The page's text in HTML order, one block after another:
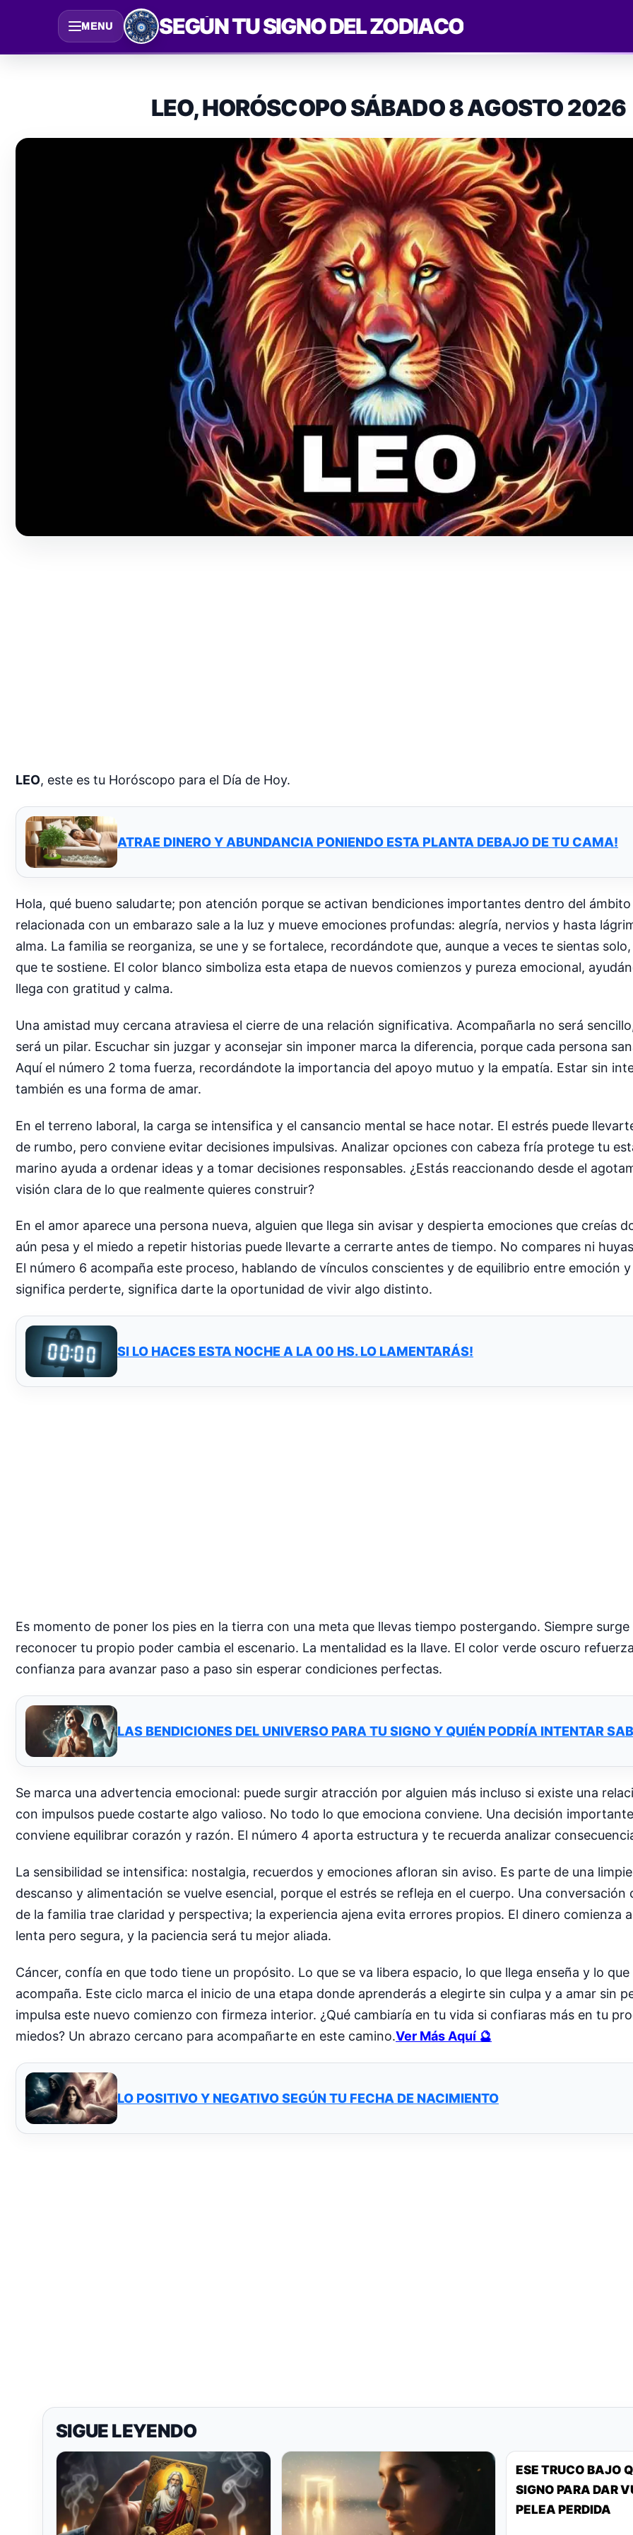
contenido
MENU SEGÚN TU SIGNO DEL ZODIACO
LEO, HORÓSCOPO SÁBADO 8 AGOSTO 2026
LEO, este es tu Horóscopo para el Día de Hoy.
ATRAE DINERO Y ABUNDANCIA PONIENDO ESTA PLANTA DEBAJO DE TU CAMA!
Hola, qué bueno saludarte; pon atención porque se activan bendiciones importantes dentro del
relacionada con un embarazo sale a la luz y mueve emociones profundas: alegría, nervios y hasta
alma. La familia se reorganiza, se une y se fortalece, recordándote que, aunque a veces te sientas
que te sostiene. El color blanco simboliza esta etapa de nuevos comienzos y pureza emocional,
llega con gratitud y calma.
Una amistad muy cercana atraviesa el cierre de una relación significativa. Acompañarla no será
será un pilar. Escuchar sin juzgar y aconsejar sin imponer marca la diferencia, porque cada persona
Aquí el número 2 toma fuerza, recordándote la importancia del apoyo mutuo y la empatía. Estar sin
también es una forma de amar.
En el terreno laboral, la carga se intensifica y el cansancio mental se hace notar. El estrés puede
de rumbo, pero conviene evitar decisiones impulsivas. Analizar opciones con cabeza fría protege tu
marino ayuda a ordenar ideas y a tomar decisiones responsables. ¿Estás reaccionando desde el
visión clara de lo que realmente quieres construir?
En el amor aparece una persona nueva, alguien que llega sin avisar y despierta emociones que creías
aún pesa y el miedo a repetir historias puede llevarte a cerrarte antes de tiempo. No compares ni
El número 6 acompaña este proceso, hablando de vínculos conscientes y de equilibrio entre emoción
significa perderte, significa darte la oportunidad de vivir algo distinto.
SI LO HACES ESTA NOCHE A LA 00 HS. LO LAMENTARÁS!
Es momento de poner los pies en la tierra con una meta que llevas tiempo postergando. Siempre
reconocer tu propio poder cambia el escenario. La mentalidad es la llave. El color verde oscuro
confianza para avanzar paso a paso sin esperar condiciones perfectas.
LAS BENDICIONES DEL UNIVERSO PARA TU SIGNO Y QUIÉN PODRÍA INTENTAR
Se marca una advertencia emocional: puede surgir atracción por alguien más incluso si existe una
con impulsos puede costarte algo valioso. No todo lo que emociona conviene. Una decisión
conviene equilibrar corazón y razón. El número 4 aporta estructura y te recuerda analizar
La sensibilidad se intensifica: nostalgia, recuerdos y emociones afloran sin aviso. Es parte de una
descanso y alimentación se vuelve esencial, porque el estrés se refleja en el cuerpo. Una
de la familia trae claridad y perspectiva; la experiencia ajena evita errores propios. El dinero comienza
lenta pero segura, y la paciencia será tu mejor aliada.
Cáncer, confía en que todo tiene un propósito. Lo que se va libera espacio, lo que llega enseña y lo
acompaña. Este ciclo marca el inicio de una etapa donde aprenderás a elegirte sin culpa y a amar sin
impulsa este nuevo comienzo con firmeza interior. ¿Qué cambiaría en tu vida si confiaras más en tu
miedos? Un abrazo cercano para acompañarte en este camino.Ver Más Aquí 🔮
LO POSITIVO Y NEGATIVO SEGÚN TU FECHA DE NACIMIENTO
SIGUE LEYENDO
ESE TRUCO BAJO
SIGNO PARA DAR
PELEA PERDIDA